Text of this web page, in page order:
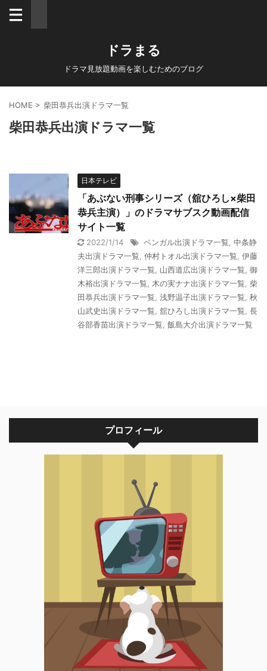
ドラまる
ドラマ見放題動画を楽しむためのブログ
HOME > 柴田恭兵出演ドラマ一覧
柴田恭兵出演ドラマ一覧
日本テレビ
「あぶない刑事シリーズ（舘ひろし×柴田
恭兵主演）」のドラマサブスク動画配信
サイト一覧
2022/1/14 ベンガル出演ドラマ一覧 中条静
夫出演ドラマ一覧 仲村トオル出演ドラマ一覧 伊藤
洋三郎出演ドラマ一覧
山西道広出演ドラマ一覧 御
木裕出演ドラマ一覧
木の実ナナ出演ドラマ一覧 柴
田恭兵出演ドラマ一覧 浅野温子出演ドラマ一覧 秋
山武史出演ドラマ一覧 舘ひろし出演ドラマ一覧 長
谷部香苗出演ドラマ一覧 飯島大介出演ドラマ一覧
プロフィール